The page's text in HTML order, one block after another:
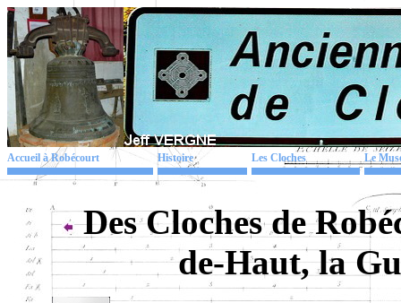
Accueil à Robécourt Histoire Les Cloches Le
Des Cloches de
de-Haut, la